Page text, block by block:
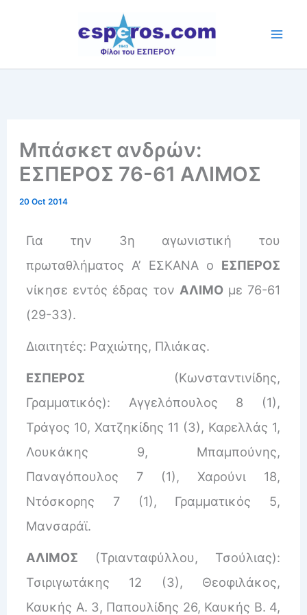
Μπάσκετ ανδρών:
ΕΣΠΕΡΟΣ 76-61 ΑΛΙΜΟΣ
20 Oct 2014
Για την 3η αγωνιστική του
πρωταθλήματος Α’ ΕΣΚΑΝΑ ο ΕΣΠΕΡΟΣ
νίκησε εντός έδρας τον ΑΛΙΜΟμε 76-61
(29-33).
Διαιτητές: Ραχιώτης, Πλιάκας.
ΕΣΠΕΡΟΣ (Κωνσταντινίδης,
Γραμματικός): Αγγελόπουλος 8 (1),
Τράγος 10, Χατζηκίδης 11 (3), Καρελλάς 1,
Λουκάκης 9, Μπαμπούνης,
Παναγόπουλος 7 (1), Χαρούνι 18,
Ντόσκορης 7 (1), Γραμματικός 5,
Μανσαράϊ.
ΑΛΙΜΟΣ (Τριανταφύλλου, Τσούλιας):
Τσιριγωτάκης 12 (3), Θεοφιλάκος,
Καυκής Α. 3, Παπουλίδης 26, Καυκής Β. 4,